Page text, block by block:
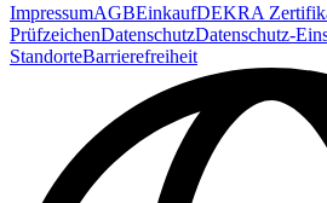
ImpressumAGBEinkaufDEKRA
PrüfzeichenDatenschutzDatenschutz-
StandorteBarrierefreiheit